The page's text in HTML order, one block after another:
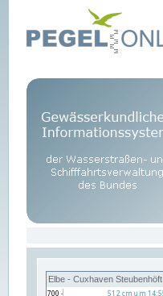
Elbe - Cuxhaven Steubenhöft